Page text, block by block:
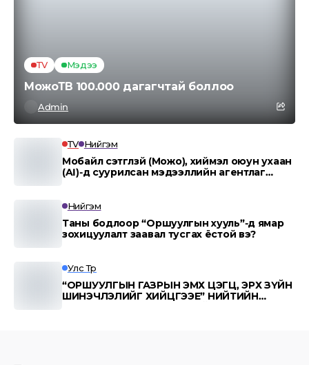
TV Мэдээ
МожоТВ 100.000 дагагчтай боллоо
Admin
TV Нийгэм
Мобайл сэтгүүлзүй (Можо), хиймэл оюун ухаан
(AI)-д суурилсан мэдээллийн агентлаг
Нийгэм
Таны бодлоор “Оршуулгын хууль”-д ямар
зохицуулалт заавал тусгах ёстой вэ?
Улс Төр
“ОРШУУЛГЫН ГАЗРЫН ЭМХ ЦЭГЦ, ЭРХ ЗҮЙН
ШИНЭЧЛЭЛИЙГ ХИЙЦГЭЭЕ” НИЙТИЙН